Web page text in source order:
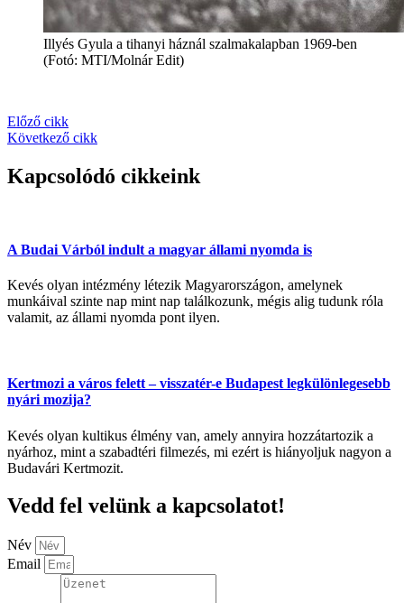
Illyés Gyula a tihanyi háznál szalmakalapban 1969-ben
(Fotó: MTI/Molnár Edit)
Előző cikk
Következő cikk
Kapcsolódó cikkeink
A Budai Várból indult a magyar állami nyomda is
Kevés olyan intézmény létezik Magyarországon, amelynek
munkáival szinte nap mint nap találkozunk, mégis alig tudunk róla
valamit, az állami nyomda pont ilyen.
Kertmozi a város felett – visszatér-e Budapest legkülönlegesebb
nyári mozija?
Kevés olyan kultikus élmény van, amely annyira hozzátartozik a
nyárhoz, mint a szabadtéri filmezés, mi ezért is hiányoljuk nagyon a
Budavári Kertmozit.
Vedd fel velünk a kapcsolatot!
Név
Email